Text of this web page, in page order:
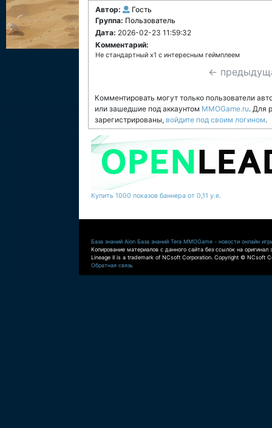
Автор:
Гость
Группа: Пользователь
Дата: 2026-02-23 11:59:32
Комментарий:
Не стандартный х1 с интересным геймплеем
←
Комментировать могут только пользователи
или зашедшие под аккаунтом MMOGame.ru. Для
зарегистрированы, войдите под своим логином.
Купить 1000 показов баннера от 0,11 у.е.
База знаний Aion База знаний Tera MMOGame - новости онлайн
Копирование материалов с данного сайта без ссылок на оригинал
Lineage II is a trademark of NCsoft Corporation. Copyright © NCsoft
Обратная связь